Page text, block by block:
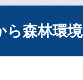
ら森林環